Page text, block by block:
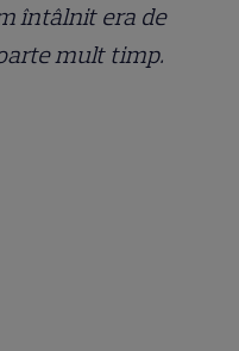
întâlnit era de
mult timp.